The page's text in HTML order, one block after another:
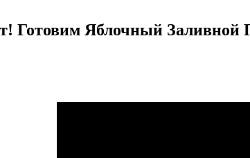
Готовим Яблочный Заливной